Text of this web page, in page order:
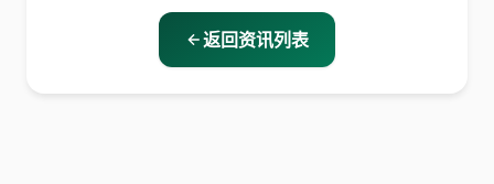
返回资讯列表